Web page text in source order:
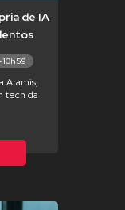
de IA
10h59
Aramis,
tech da